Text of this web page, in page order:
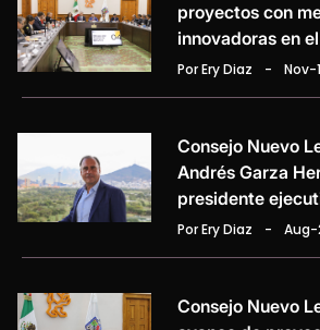
proyectos con
innovadoras en
Por Ery Diaz - Nov-
Consejo Nuevo
Andrés Garza
presidente
Por Ery Diaz -
Consejo Nuevo